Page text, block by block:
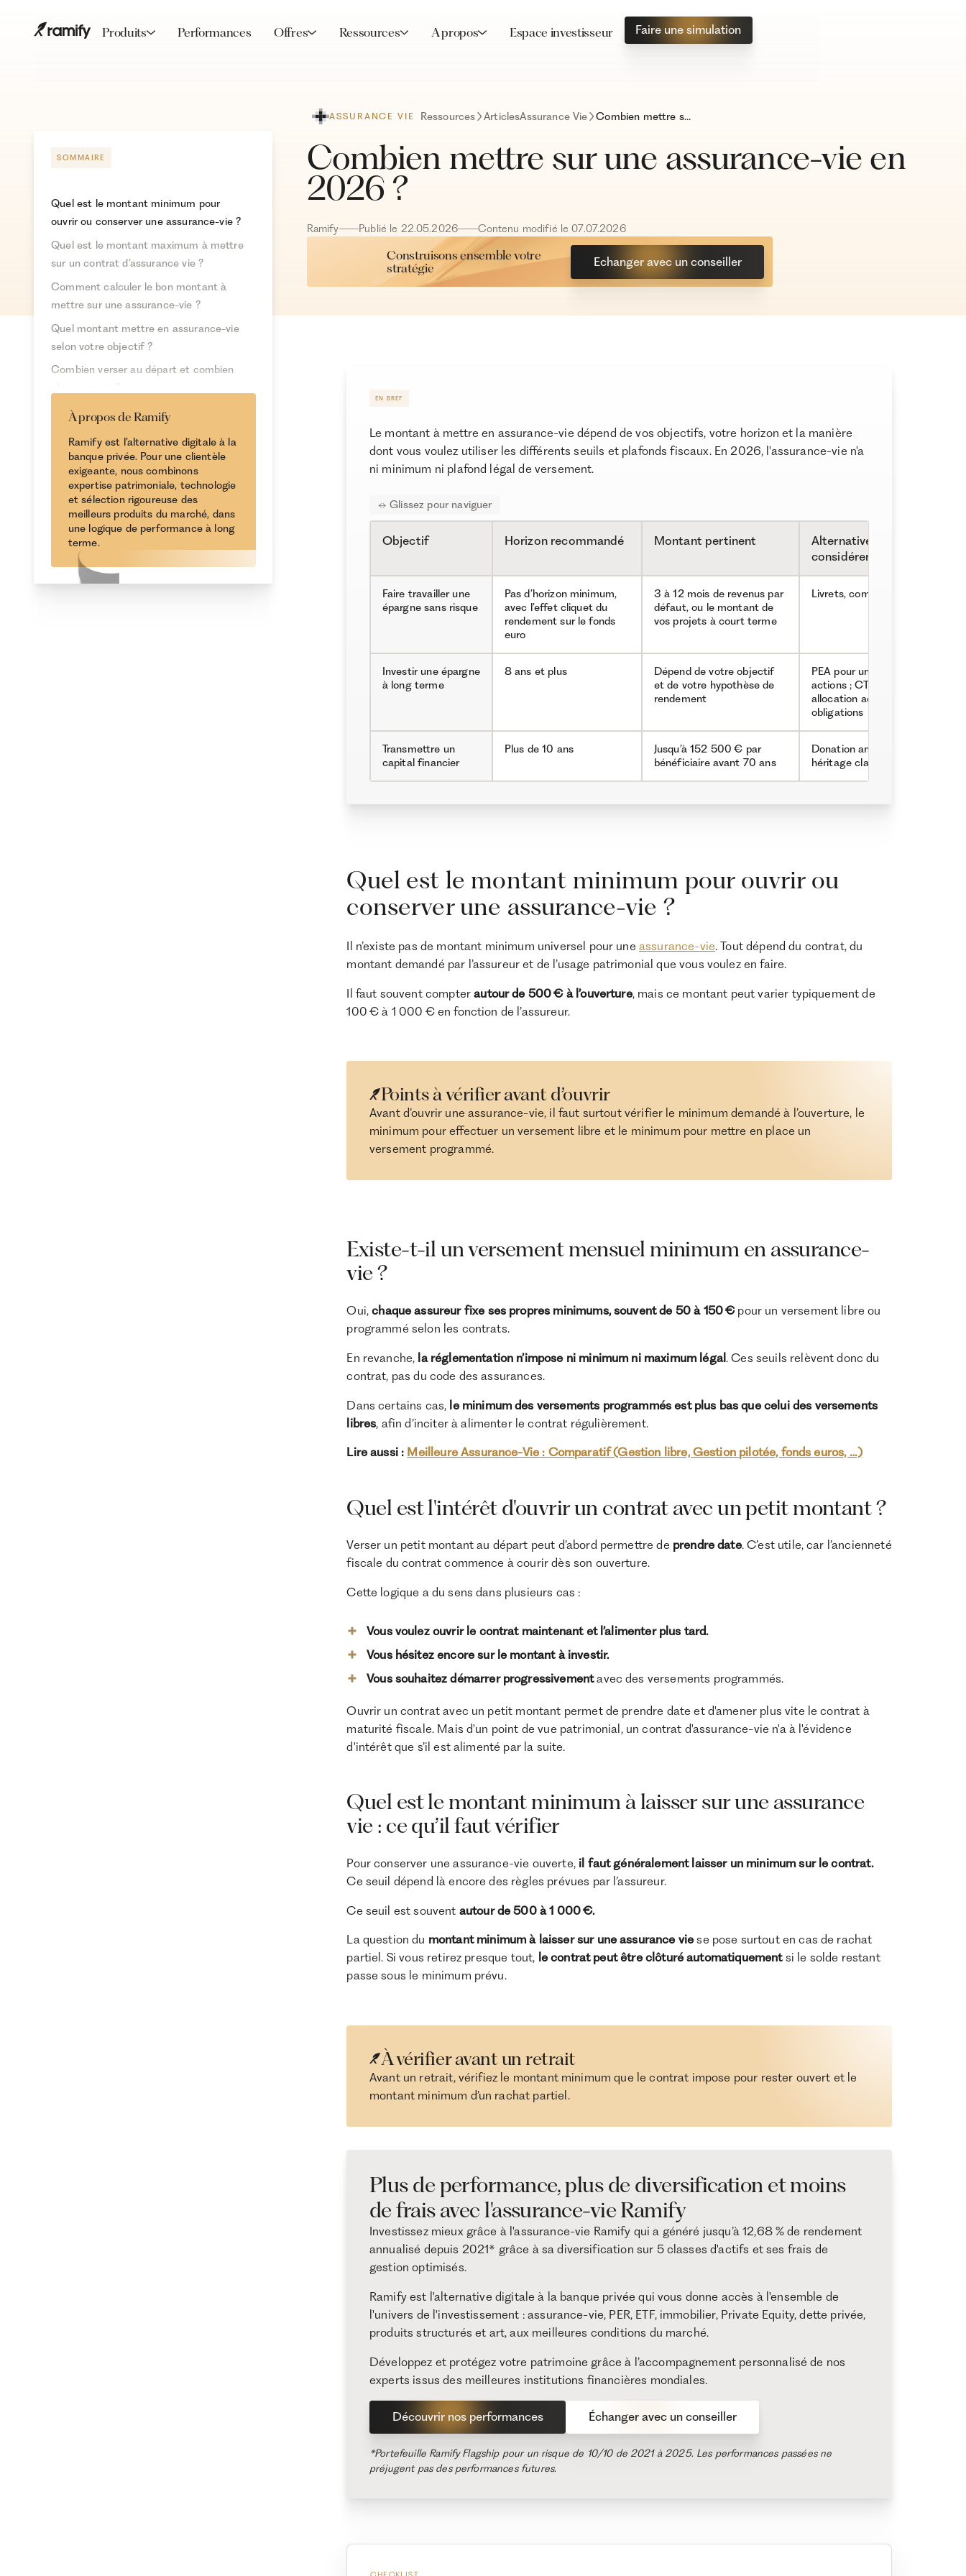
Produits Performances Offres Ressources A propos Espace investisseur Faire une simulation
ASSURANCE VIE Ressources ArticlesAssurance Vie Combien mettre sur une assurance-vie en 2026 ?
Combien mettre sur une assurance-vie en
2026 ?
Ramify Publié le 22.05.2026 Contenu modifié le07.07.2026
Construisons ensemble votre
stratégie
Echanger avec un conseiller
SOMMAIRE
Quel est le montant minimum pour
ouvrir ou conserver une assurance-vie ?
Quel est le montant maximum à mettre
sur un contrat d’assurance vie ?
Comment calculer le bon montant à
mettre sur une assurance-vie ?
Quel montant mettre en assurance-vie
selon votre objectif ?
Combien verser au départ et combien
Comment tenir compte des seuils
Quand arrêter de verser sur
l’assurance-vie et utiliser une autre
enveloppe ?
Quelles erreurs éviter quand on décide
combien placer en assurance-vie ?
À propos de Ramify
Ramify est l’alternative digitale à la
banque privée. Pour une clientèle
exigeante, nous combinons
expertise patrimoniale, technologie
et sélection rigoureuse des
meilleurs produits du marché, dans
une logique de performance à long
terme.
EN BREF
Le montant à mettre en assurance-vie dépend de vos objectifs, votre horizon et la manière
dont vous voulez utiliser les différents seuils et plafonds fiscaux. En 2026, l'assurance-vie n'a
ni minimum ni plafond légal de versement.
Objectif Horizon recommandé Montant pertinent
Alternatives à
considérer
Faire travailler une
épargne sans risque
Pas d’horizon minimum,
avec l’effet cliquet du
rendement sur le fonds
euro
3 à 12 mois de revenus par
défaut, ou le montant de
vos projets à court terme
Livrets, comptes à terme
Investir une épargne
à long terme
8 ans et plus
Dépend de votre objectif
et de votre hypothèse de
rendement
PEA pour une allocation
actions ; CTO pour une
allocation actions et
obligations
Transmettre un
capital financier
Plus de 10 ans
Jusqu’à 152 500 € par
bénéficiaire avant 70 ans
Donation anticipée,
héritage classique
Quel est le montant minimum pour ouvrir ou
conserver une assurance-vie ?
Il n’existe pas de montant minimum universel pour une assurance-vie. Tout dépend du contrat, du
montant demandé par l’assureur et de l’usage patrimonial que vous voulez en faire.
Il faut souvent compterautour de 500 € à l’ouverture, mais ce montant peut varier typiquement de
100 € à 1 000 € en fonction de l’assureur.
Points à vérifier avant d’ouvrir
Avant d’ouvrir une assurance-vie, il faut surtout vérifier le minimum demandé à l’ouverture, le
minimum pour effectuer un versement libre et le minimum pour mettre en place un
versement programmé.
Existe-t-il un versement mensuel minimum en assurance-
vie ?
Oui,chaque assureur fixe ses propres minimums, souvent de 50 à 150 € pour un versement libre ou
programmé selon les contrats.
En revanche, la réglementation n’impose ni minimum ni maximum légal. Ces seuils relèvent donc du
contrat, pas du code des assurances.
Dans certains cas, le minimum des versements programmés est plus bas que celui des versements
libres, afin d’inciter à alimenter le contrat régulièrement.
Lire aussi : Meilleure Assurance-Vie : Comparatif (Gestion libre, Gestion pilotée, fonds euros, …)
Quel est l'intérêt d'ouvrir un contrat avec un petit montant ?
Verser un petit montant au départ peut d’abord permettre de prendre date. C’est utile, car l’ancienneté
fiscale du contrat commence à courir dès son ouverture.
Cette logique a du sens dans plusieurs cas :
Vous voulez ouvrir le contrat maintenant et l’alimenter plus tard.
Vous hésitez encore sur le montant à investir.
Vous souhaitez démarrer progressivementavec des versements programmés.
Ouvrir un contrat avec un petit montant permet de prendre date et d'amener plus vite le contrat à
maturité fiscale. Mais d'un point de vue patrimonial, un contrat d'assurance-vie n'a à l'évidence
d'intérêt que s’il est alimenté par la suite.
Quel est le montant minimum à laisser sur une assurance
vie : ce qu’il faut vérifier
Pour conserver une assurance-vie ouverte, il faut généralement laisser un minimum sur le contrat.
Ce seuil dépend là encore des règles prévues par l’assureur.
Ce seuil est souvent autour de 500 à 1 000 €.
La question du montant minimum à laisser sur une assurance viese pose surtout en cas de rachat
partiel. Si vous retirez presque tout, le contrat peut être clôturé automatiquementsi le solde restant
passe sous le minimum prévu.
À vérifier avant un retrait
Avant un retrait, vérifiez le montant minimum que le contrat impose pour rester ouvert et le
montant minimum d’un rachat partiel.
Plus de performance, plus de diversification et moins
de frais avec l'assurance-vie Ramify
Investissez mieux grâce à l'assurance-vie Ramify qui a généré jusqu’à 12,68 % de rendement
annualisé depuis 2021* grâce à sa diversification sur 5 classes d'actifs et ses frais de
gestion optimisés.
Ramify est l'alternative digitale à la banque privée qui vous donne accès à l'ensemble de
l'univers de l'investissement : assurance-vie, PER, ETF, immobilier, Private Equity, dette privée,
produits structurés et art, aux meilleures conditions du marché.
Développez et protégez votre patrimoine grâce à l’accompagnement personnalisé de nos
experts issus des meilleures institutions financières mondiales.
Découvrir nos performances Échanger avec un conseiller
*Portefeuille Ramify Flagship pour un risque de 10/10 de 2021 à 2025. Les performances passées ne
préjugent pas des performances futures.